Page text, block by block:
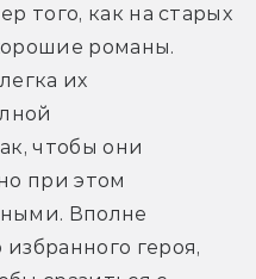
того, как на старых
романы.
их
чтобы они
при этом
Вполне
героя,